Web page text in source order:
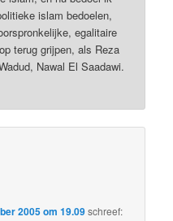
islam bedoelen,
egalitaire
terug grijpen, als Reza
Nawal El Saadawi.
2005 om 19.09schreef: